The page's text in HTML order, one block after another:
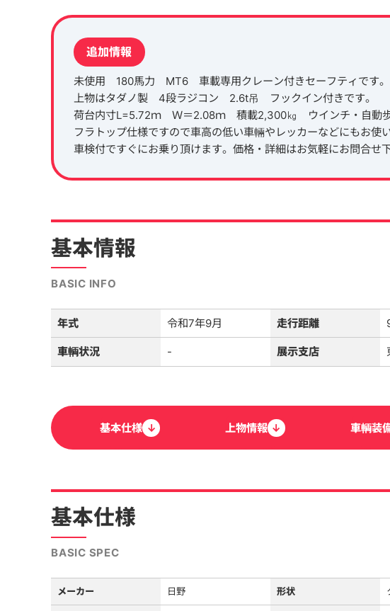
追加情報
未使用 180馬力 MT6 車載専用クレーン付きセーフティです。
上物はタダノ製 4段ラジコン 2.6t吊 フックイン付きです。
荷台内寸L=5.72ｍ Ｗ＝2.08ｍ 積載2,300㎏ ウインチ・自動歩
フラトップ仕様ですので車高の低い車輛やレッカーなどにもお使
車検付ですぐにお乗り頂けます。価格・詳細はお気軽にお問合せ
基本情報
BASIC INFO
年式 令和7年9月 走行距離
車輌状況 - 展示支店
基本仕様 ↓ 上物情報 ↓ 車輌装
基本仕様
BASIC SPEC
メーカー 日野 形状